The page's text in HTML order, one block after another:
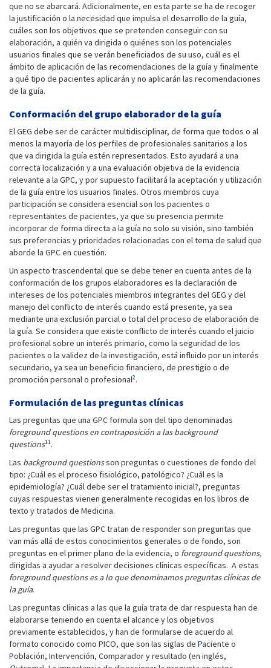
que no se abarcará. Adicionalmente, en esta parte se ha de recoger
la justificación o la necesidad que impulsa el desarrollo de la guía,
cuáles son los objetivos que se pretenden conseguir con su
elaboración, a quién va dirigida o quiénes son los potenciales
usuarios finales que se verán beneficiados de su uso, cuál es el
ámbito de aplicación de las recomendaciones de la guía y finalmente
a qué tipo de pacientes aplicarán y no aplicarán las recomendaciones
de la guía.
Conformación del grupo elaborador de la guía
El GEG debe ser de carácter multidisciplinar, de forma que todos o al
menos la mayoría de los perfiles de profesionales sanitarios a los
que va dirigida la guía estén representados. Esto ayudará a una
correcta localización y a una evaluación objetiva de la evidencia
relevante a la GPC, y por supuesto facilitará la aceptación y utilización
de la guía entre los usuarios finales. Otros miembros cuya
participación se considera esencial son los pacientes o
representantes de pacientes, ya que su presencia permite
incorporar de forma directa a la guía no solo su visión, sino también
sus preferencias y prioridades relacionadas con el tema de salud que
aborde la GPC en cuestión.
Un aspecto trascendental que se debe tener en cuenta antes de la
conformación de los grupos elaboradores es la declaración de
intereses de los potenciales miembros integrantes del GEG y del
manejo del conflicto de interés cuando está presente, ya sea
mediante una exclusión parcial o total del proceso de elaboración de
la guía. Se considera que existe conflicto de interés cuando el juicio
profesional sobre un interés primario, como la seguridad de los
pacientes o la validez de la investigación, está influido por un interés
secundario, ya sea un beneficio financiero, de prestigio o de
promoción personal o profesional2.
Formulación de las preguntas clínicas
Las preguntas que una GPC formula son del tipo denominadas
foreground questions en contraposición a las background
questions11.
Las background questionsson preguntas o cuestiones de fondo del
tipo: ¿Cuál es el proceso fisiológico, patológico? ¿Cuál es la
epidemiología? ¿Cuál debe ser el tratamiento inicial?, preguntas
cuyas respuestas vienen generalmente recogidas en los libros de
texto y tratados de Medicina.
Las preguntas que las GPC tratan de responder son preguntas que
van más allá de estos conocimientos generales o de fondo, son
preguntas en el primer plano de la evidencia, o foreground questions,
dirigidas a ayudar a resolver decisiones clínicas específicas. A estas
foreground questions es a lo que denominamos preguntas clínicas de
la guía.
Las preguntas clínicas a las que la guía trata de dar respuesta han de
elaborarse teniendo en cuenta el alcance y los objetivos
previamente establecidos, y han de formularse de acuerdo al
formato conocido como PICO, que son las siglas de Paciente o
Población, Intervención, Comparador y resultado (en inglés,